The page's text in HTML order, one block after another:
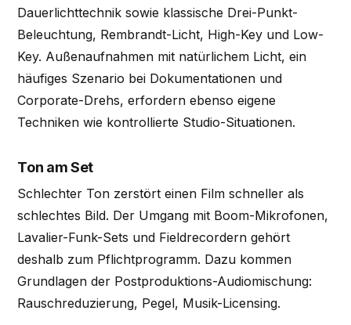
Dauerlichttechnik sowie klassische Drei-Punkt-
Beleuchtung, Rembrandt-Licht, High-Key und Low-
Key. Außenaufnahmen mit natürlichem Licht, ein
häufiges Szenario bei Dokumentationen und
Corporate-Drehs, erfordern ebenso eigene
Techniken wie kontrollierte Studio-Situationen.
Ton am Set
Schlechter Ton zerstört einen Film schneller als
schlechtes Bild. Der Umgang mit Boom-Mikrofonen,
Lavalier-Funk-Sets und Fieldrecordern gehört
deshalb zum Pflichtprogramm. Dazu kommen
Grundlagen der Postproduktions-Audiomischung:
Rauschreduzierung, Pegel, Musik-Licensing.